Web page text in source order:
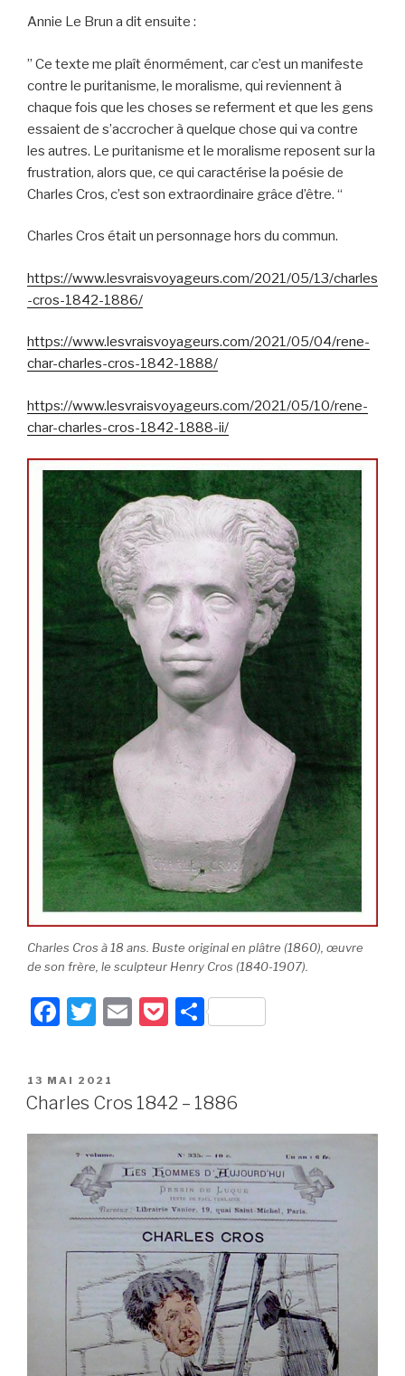
Annie Le Brun a dit ensuite :
” Ce texte me plaît énormément, car c’est un manifeste
contre le puritanisme, le moralisme, qui reviennent à
chaque fois que les choses se referment et que les gens
essaient de s’accrocher à quelque chose qui va contre
les autres. Le puritanisme et le moralisme reposent sur la
frustration, alors que, ce qui caractérise la poésie de
Charles Cros, c’est son extraordinaire grâce d’être. “
Charles Cros était un personnage hors du commun.
https://www.lesvraisvoyageurs.com/2021/05/13/charles
-cros-1842-1886/
https://www.lesvraisvoyageurs.com/2021/05/04/rene-
char-charles-cros-1842-1888/
https://www.lesvraisvoyageurs.com/2021/05/10/rene-
char-charles-cros-1842-1888-ii/
Charles Cros à 18 ans. Buste original en plâtre (1860), œuvre
de son frère, le sculpteur Henry Cros (1840-1907).
F
c
e
b
o
o
k
T
tt
er
E
P
k
et
P
g
er
PUBLIÉ
LE
13 MAI 2021
Charles Cros 1842 – 1886